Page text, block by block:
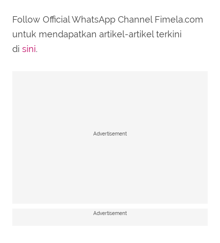
Follow Official WhatsApp Channel Fimela.com
untuk mendapatkan artikel-artikel terkini
di sini.
Advertisement
Advertisement